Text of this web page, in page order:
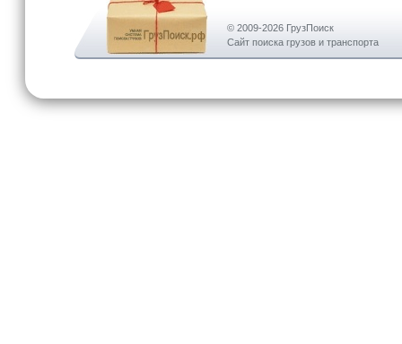
© 2009-2026 ГрузПоиск
Сайт поиска грузов и транспорта